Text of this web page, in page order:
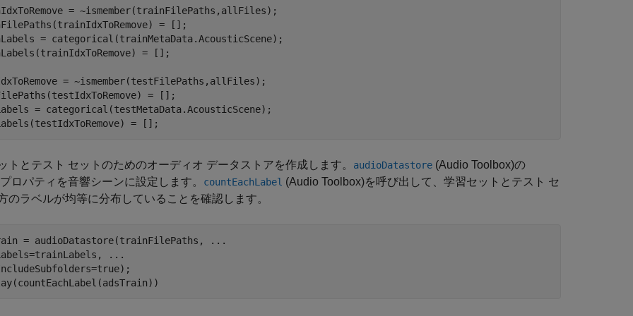
= ~ismember(trainFilePaths,allFiles);
= [];
= categorical(trainMetaData.AcousticScene);
= [];
= ~ismember(testFilePaths,allFiles);
= [];
= categorical(testMetaData.AcousticScene);
= [];
トとテスト セットのためのオーディオ データストアを作成します。 audioDatastore (Audio Toolbox)の
ロパティを音響シーンに設定します。 countEachLabel (Audio Toolbox)を呼び出して、学習セットとテスト セ
のラベルが均等に分布していることを確認します。
= audioDatastore(trainFilePaths,
...
...